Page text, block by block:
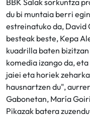
du bi muntaia berri
estreinatuko da, David
besteak beste, Kepa
kuadrilla baten
komedia izango da,
jaiei eta horiek
hausnartzen du",
Gabonetan, María
Pikazak batera